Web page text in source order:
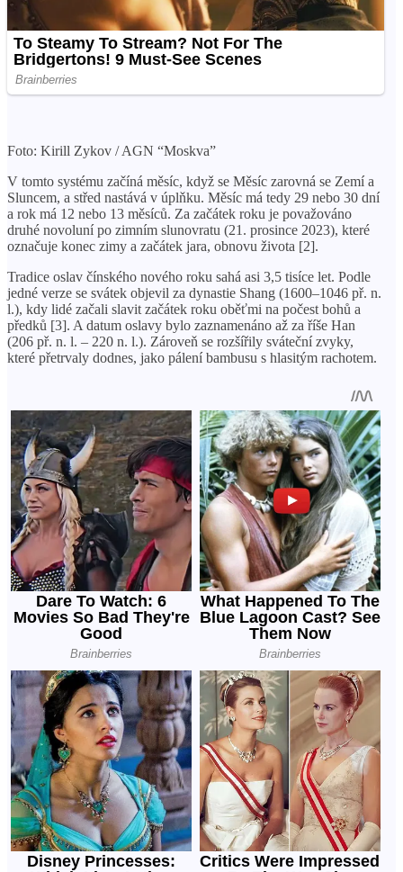
Foto: Kirill Zykov / AGN “Moskva”
V tomto systému začíná měsíc, když se Měsíc zarovná se Zemí a
Sluncem, a střed nastává v úplňku. Měsíc má tedy 29 nebo 30 dní
a rok má 12 nebo 13 měsíců. Za začátek roku je považováno
druhé novoluní po zimním slunovratu (21. prosince 2023), které
označuje konec zimy a začátek jara, obnovu života [2].
Tradice oslav čínského nového roku sahá asi 3,5 tisíce let. Podle
jedné verze se svátek objevil za dynastie Shang (1600–1046 př. n.
l.), kdy lidé začali slavit začátek roku oběťmi na počest bohů a
předků [3]. A datum oslavy bylo zaznamenáno až za říše Han
(206 př. n. l. – 220 n. l.). Zároveň se rozšířily sváteční zvyky,
které přetrvaly dodnes, jako pálení bambusu s hlasitým rachotem.